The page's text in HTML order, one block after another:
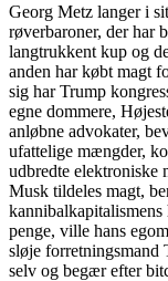
Georg Metz langer i
røverbaroner, der har
langtrukkent kup og
anden har købt magt
sig har Trump
egne dommere,
anløbne advokater,
ufattelige mængder,
udbredte elektroniske
Musk tildeles magt,
kannibalkapitalismens
penge, ville hans
sløje forretningsmand
selv og begær efter